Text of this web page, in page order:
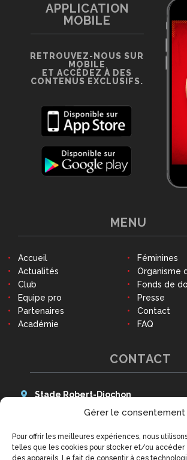
Gérer le consentement
Pour offrir les meilleures expériences, nous
telles que les cookies pour stocker et/ou accéder
des appareils. Le fait de consentir à ces
CONTACT
Stade Robert-Diochon
48 Avenue des Canadiens
Tél : 02 79 02 77 20
9h - 12h30 et 14h - 18h
MENU
Accueil
Actualités
Club
Equipe pro
Partenaires
Académie
Féminines
Organisme
Fonds de
Presse
Contact
FAQ
APPLICATION
MOBILE
RETROUVEZ-NOUS SUR
MOBILE
ET ACCÉDEZ À DES
CONTENUS EXCLUSIFS.